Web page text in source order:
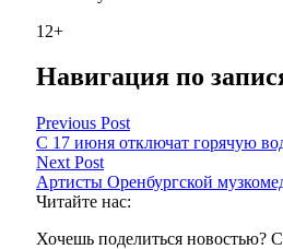
12+
Навигация по
Previous Post
С 17 июня отключат горячую
Next Post
Артисты Оренбургской
Читайте нас:
Хочешь поделиться новостью?